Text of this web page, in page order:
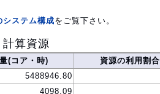
ステム構成をご覧下さい。
計算資源
(コア・時) 資源の利用割合
5488946.80
4098.09